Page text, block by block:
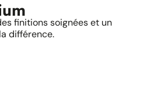
finitions soignées et un
différence.